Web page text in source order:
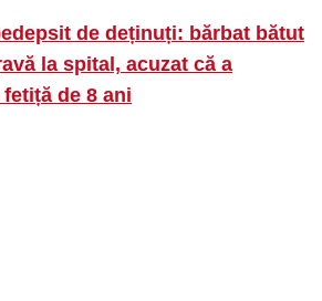
de deținuți: bărbat bătut
la spital, acuzat că a
de 8 ani